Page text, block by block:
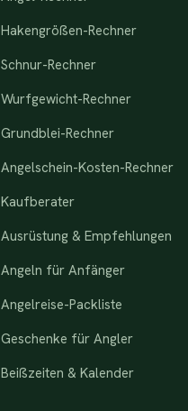
Hakengrößen-Rechner
Schnur-Rechner
Wurfgewicht-Rechner
Grundblei-Rechner
Angelschein-Kosten-Rechner
Kaufberater
Ausrüstung & Empfehlungen
Angeln für Anfänger
Angelreise-Packliste
Geschenke für Angler
Beißzeiten & Kalender